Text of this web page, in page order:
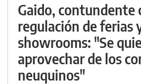
Gaido, contundente
regulación de ferias
showrooms: "Se
aprovechar de los
neuquinos"